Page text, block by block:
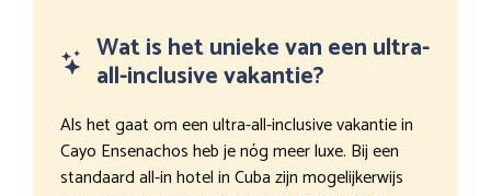
Wat is het unieke van een ultra-
all-inclusive vakantie?
Als het gaat om een ultra-all-inclusive vakantie in
Cayo Ensenachos heb je nóg meer luxe. Bij een
standaard all-in hotel in Cuba zijn mogelijkerwijs